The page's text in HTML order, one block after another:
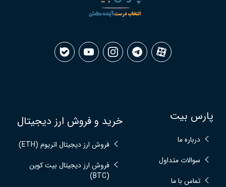
پارس بیت
درباره ما
سوالات متداول
تماس با ما
خرید و فروش ارز دیجیتال
فروش ارز دیجیتال اتریوم (ETH)
فروش ارز دیجیتال بیت کوین
(BTC)